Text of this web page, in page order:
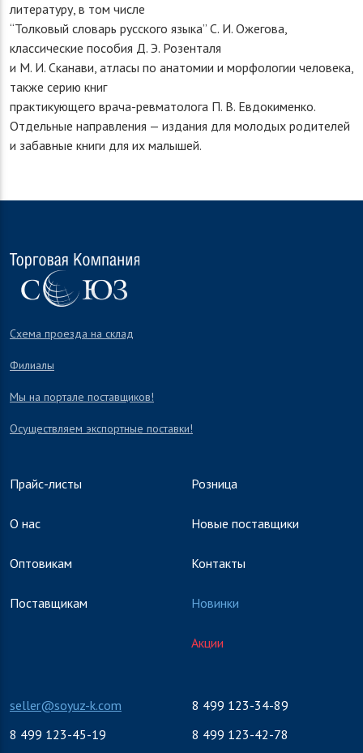
литературу, в том числе
“Толковый словарь русского языка” С. И. Ожегова,
классические пособия Д. Э. Розенталя
и М. И. Сканави, атласы по анатомии и морфологии человека,
также серию книг
практикующего врача-ревматолога П. В. Евдокименко.
Отдельные направления — издания для молодых родителей
и забавные книги для их малышей.
Схема проезда на склад
Филиалы
Мы на портале поставщиков!
Осуществляем экспортные поставки!
Прайс-листы
О нас
Оптовикам
Поставщикам
Розница
Новые поставщики
Контакты
Новинки
Акции
seller@soyuz-k.com
8 499 123-34-89
8 499 123-45-19
8 499 123-42-78